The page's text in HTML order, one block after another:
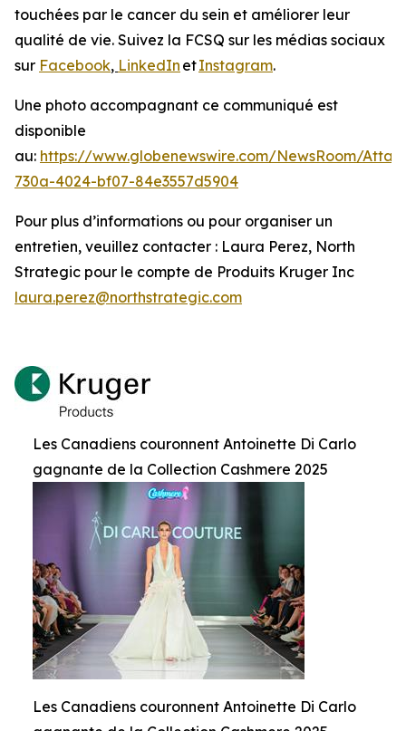
touchées par le cancer du sein et améliorer leur
qualité de vie. Suivez la FCSQ sur les médias sociaux
sur Facebook, LinkedIn etInstagram.
Une photo accompagnant ce communiqué est
disponible
au: https://www.globenewswire.com/NewsRoom/
730a-4024-bf07-84e3557d5904
Pour plus d’informations ou pour organiser un
entretien, veuillez contacter : Laura Perez, North
Strategic pour le compte de Produits Kruger Inc
laura.perez@northstrategic.com
Les Canadiens couronnent Antoinette Di Carlo
gagnante de la Collection Cashmere 2025
Les Canadiens couronnent Antoinette Di Carlo